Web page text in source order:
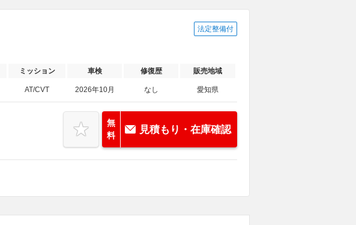
法定整備付
ミッション 車検 修復歴 販売地域
AT/CVT 2026年10月 なし 愛知県
無
料
見積もり・在庫確認